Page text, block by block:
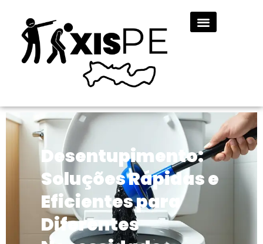
Desentupimento:
Soluções Rápidas e
Eficientes para
Diferentes